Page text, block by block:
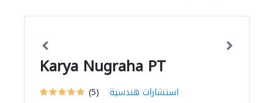
Karya Nugraha PT
(5) استشارات هندسية